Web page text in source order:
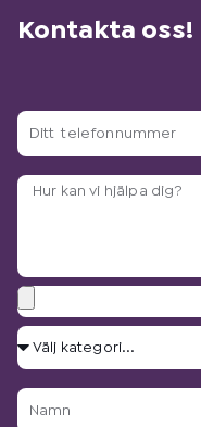
Kontakta oss!
Ditt
Arbetsbeskrivning?
Bilagor
Välj
Namn